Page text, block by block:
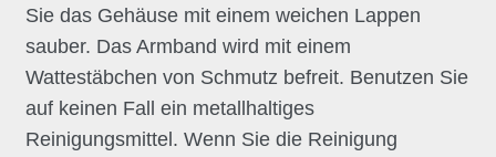
Sie das Gehäuse mit einem weichen Lappen
sauber. Das Armband wird mit einem
Wattestäbchen von Schmutz befreit. Benutzen Sie
auf keinen Fall ein metallhaltiges
Reinigungsmittel. Wenn Sie die Reinigung